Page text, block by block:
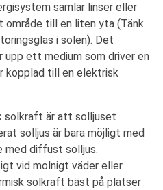
samlar linser eller
till en liten yta (Tänk
i solen). Det
ett medium som driver en
kopplad till en elektrisk
solkraft är att solljuset
solljus är bara möjligt med
med diffust solljus.
vid molnigt väder eller
solkraft bäst på platser